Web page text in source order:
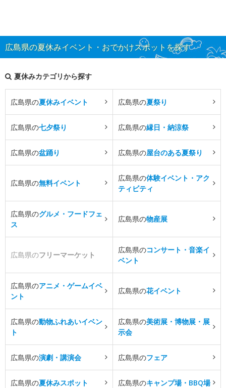
広島県の夏休みイベント・おでかけスポットを探す
夏休みカテゴリから探す
広島県の夏休みイベント 広島県の夏祭り
広島県の七夕祭り 広島県の縁日・納涼祭
広島県の盆踊り 広島県の屋台のある夏祭り
広島県の無料イベント
広島県の体験イベント・アク
ティビティ
広島県のグルメ・フードフェ
ス
広島県の物産展
広島県のフリーマーケット
広島県のコンサート・音楽イ
ベント
広島県のアニメ・ゲームイベ
ント
広島県の花イベント
広島県の動物ふれあいイベン
ト
広島県の美術展・博物展・展
示会
広島県の演劇・講演会 広島県のフェア
広島県の夏休みスポット 広島県のキャンプ場・BBQ場